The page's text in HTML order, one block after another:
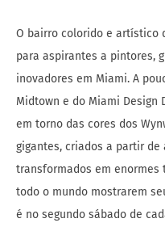
O bairro colorido e artístico
para aspirantes a pintores,
inovadores em Miami. A
Midtown e do Miami Design
em torno das cores dos
gigantes, criados a partir
transformados em
todo o mundo mostrarem
é no segundo sábado de